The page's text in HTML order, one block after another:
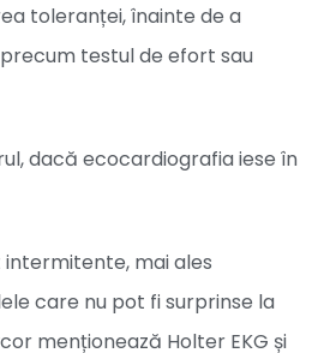
toleranței, înainte de a
testul de efort sau
dacă ecocardiografia iese în
mai ales
care nu pot fi surprinse la
menționează Holter EKG și